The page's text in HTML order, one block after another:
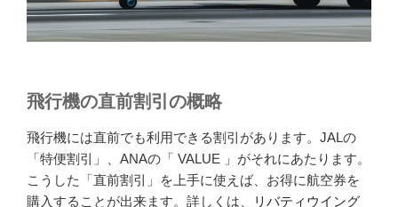
飛行機の直前割引の概略
飛行機には直前でも利用できる割引があります。JALの
「特便割引」、ANAの「 VALUE 」がそれにあたります。
こうした「直前割引」を上手に使えば、お得に航空券を
購入することが出来ます。詳しくは、
リバティウイング